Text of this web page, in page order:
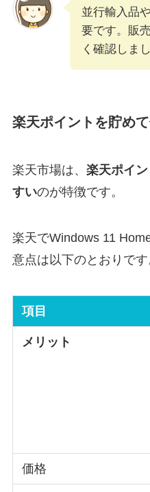
並行輸入品
要です。販
く確認しま
楽天ポイントを貯め
楽天市場は、 楽天ポイ
すいのが特徴です。
楽天でWindows 11
意点は以下のとおりです
項目
メリット
価格